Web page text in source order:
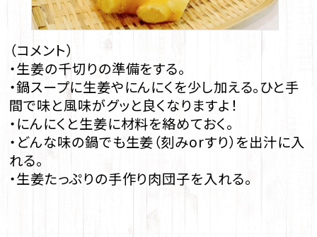
（コメント）
・生姜の千切りの準備をする。
・鍋スープに生姜やにんにくを少し加える。ひと手
間で味と風味がグッと良くなりますよ！
・にんにくと生姜に材料を絡めておく。
・どんな味の鍋でも生姜（刻みorすり）を出汁に入
れる。
・生姜たっぷりの手作り肉団子を入れる。